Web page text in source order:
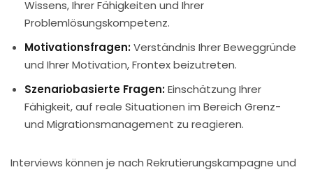
Wissens, Ihrer Fähigkeiten und Ihrer
Problemlösungskompetenz.
Motivationsfragen:Verständnis Ihrer Beweggründe
und Ihrer Motivation, Frontex beizutreten.
Szenariobasierte Fragen:Einschätzung Ihrer
Fähigkeit, auf reale Situationen im Bereich Grenz-
und Migrationsmanagement zu reagieren.
Interviews können je nach Rekrutierungskampagne und